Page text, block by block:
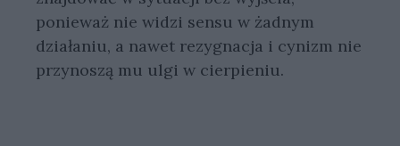
ponieważ nie widzi sensu w żadnym
działaniu, a nawet rezygnacja i cynizm nie
przynoszą mu ulgi w cierpieniu.